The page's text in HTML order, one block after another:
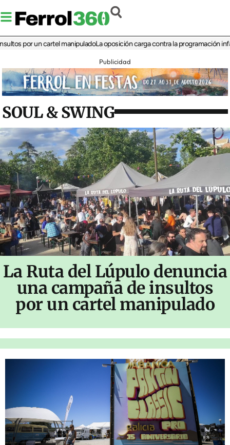
por un cartel manipuladoLa oposición carga contra la programación infantil
Publicidad
SOUL & SWING
La Ruta del Lúpulo denuncia
una campaña de insultos
por un cartel manipulado